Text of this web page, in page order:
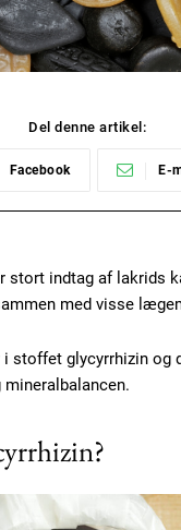
Del denne artikel:
Facebook E-
stort indtag af lakrids
med visse
i stoffet glycyrrhizin og
mineralbalancen.